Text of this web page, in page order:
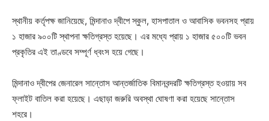
স্থানীয় কর্তৃপক্ষ জানিয়েছে, মিন্দানাও দ্বীপে স্কুল, হাসপাতাল ও আবাসিক ভবনসহ প্রায়
১ হাজার ৯০০টি স্থাপনা ক্ষতিগ্রস্ত হয়েছে। এর মধ্যে প্রায় ১ হাজার ৫০০টি ভবন
প্রকৃতির এই তাণ্ডবে সম্পূর্ণ ধ্বংস হয়ে গেছে।
মিন্দানাও দ্বীপের জেনারেল সান্তোস আন্তর্জাতিক বিমানবন্দরটি ক্ষতিগ্রস্ত হওয়ায় সব
ফ্লাইট বাতিল করা হয়েছে। এছাড়া জরুরি অবস্থা ঘোষণা করা হয়েছে সান্তোস
শহরে।